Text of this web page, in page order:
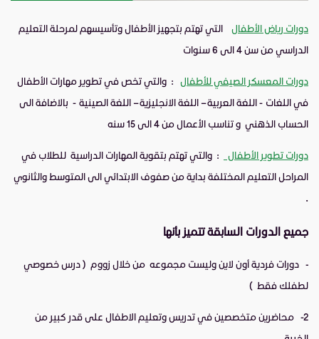
دورات رياض الأطفال التي تهتم بتجهيز الأطفال وتأسيسهم لمرحلة التعليم
الدراسي من سن 4 الى 6 سنوات
دورات المعسكر الصيفي للأطفال : والتي تخص في تطوير مهارات الأطفال
في اللغات - اللغة العربية – اللغة الانجليزية – اللغة الصينية - بالاضافة الى
الحساب الذهني و تناسب الأعمال من 4 الى 15 سنه
دورات تطوير الأطفال
: والتي تهتم بتقوية المهارات الدراسية للطلاب في
المراحل التعليم المختلفة بداية من صفوف الابتدائي الى المتوسط والثانوي
.
جميع الدورات السابقة تتميز بأنها
- دورات فردية أون لاين وليست مجموعه من خلال زووم ( درس خصوصي
لطفلك فقط )
2-
محاضرين متخصصين في تدريس وتعليم الاطفال على قدر كبير من